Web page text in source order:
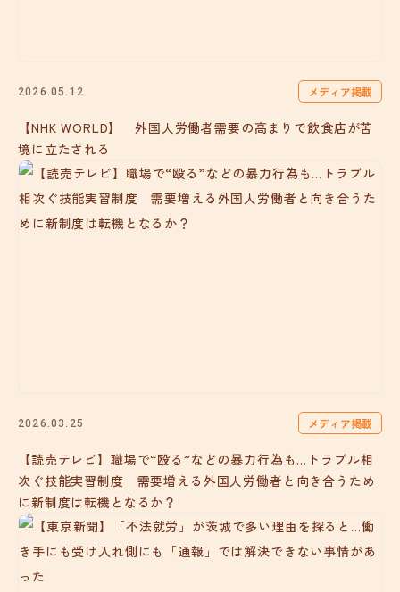
2026.05.12 メディア掲載
【NHK WORLD】 外国人労働者需要の高まりで飲食店が苦
境に立たされる
2026.03.25 メディア掲載
【読売テレビ】職場で“殴る”などの暴力行為も…トラブル相
次ぐ技能実習制度 需要増える外国人労働者と向き合うため
に新制度は転機となるか？